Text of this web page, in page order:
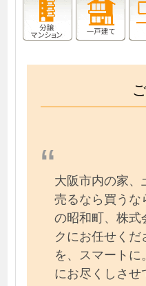
大阪市内の家
売るなら買う
の昭和町、株式
クにお任せく
を、スマート
にお尽くしさせ